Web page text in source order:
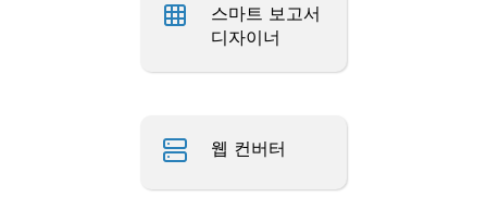
스마트 보고서
디자이너
웹 컨버터